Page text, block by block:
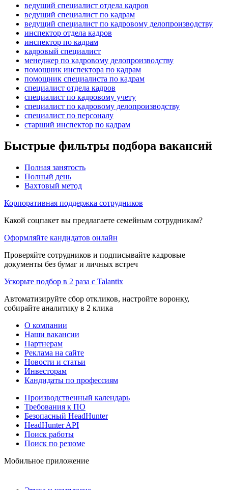
ведущий специалист отдела кадров
ведущий специалист по кадрам
ведущий специалист по кадровому делопроизводству
инспектор отдела кадров
инспектор по кадрам
кадровый специалист
менеджер по кадровому делопроизводству
помощник инспектора по кадрам
помощник специалиста по кадрам
специалист отдела кадров
специалист по кадровому учету
специалист по кадровому делопроизводству
специалист по персоналу
старший инспектор по кадрам
Быстрые фильтры подбора вакансий
Полная занятость
Полный день
Вахтовый метод
Корпоративная поддержка сотрудников
Какой соцпакет вы предлагаете семейным сотрудникам?
Оформляйте кандидатов онлайн
Проверяйте сотрудников и подписывайте кадровые
документы без бумаг и личных встреч
Ускорьте подбор в 2 раза с Talantix
Автоматизируйте сбор откликов, настройте воронку,
собирайте аналитику в 2 клика
О компании
Наши вакансии
Партнерам
Реклама на сайте
Новости и статьи
Инвесторам
Кандидаты по профессиям
Производственный календарь
Требования к ПО
Безопасный HeadHunter
HeadHunter API
Поиск работы
Поиск по резюме
Мобильное приложение